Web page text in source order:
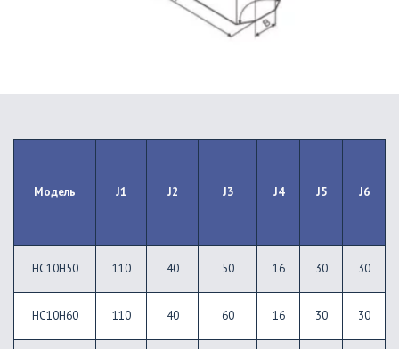
Модель J1 J2 J3 J4 J5 J6
HC10H50 110 40 50 16 30 30
HC10H60 110 40 60 16 30 30